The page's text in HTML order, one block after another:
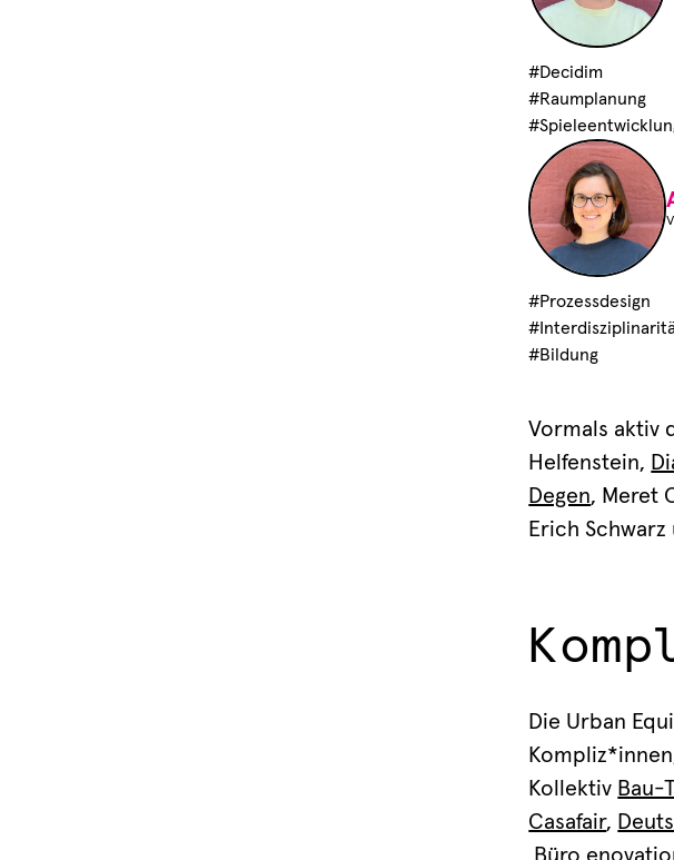
#Decidim
#Raumplanung
#Prozessdesign
#Bildung
Vormals aktiv
Helfenstein,
Degen, Meret
Erich
Die Urban
Kollektiv Bau-
Casafair,
Büro